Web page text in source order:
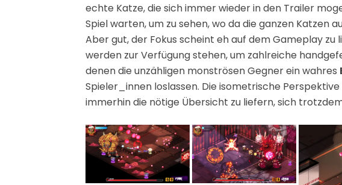
echte Katze, die sich immer wieder in den Trailer
Spiel warten, um zu sehen, wo da die ganzen Katzen
Aber gut, der Fokus scheint eh auf dem Gameplay zu
werden zur Verfügung stehen, um zahlreiche
denen die unzähligen monströsen Gegner ein wahres
Spieler_innen loslassen. Die isometrische
immerhin die nötige Übersicht zu liefern, sich